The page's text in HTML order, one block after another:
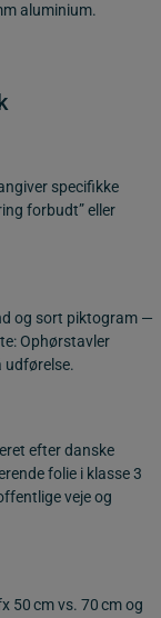
aluminium.
specifikke
forbudt” eller
og sort piktogram —
Ophørstavler
efter danske
folie i klasse 3
veje og
50 cm vs. 70 cm og